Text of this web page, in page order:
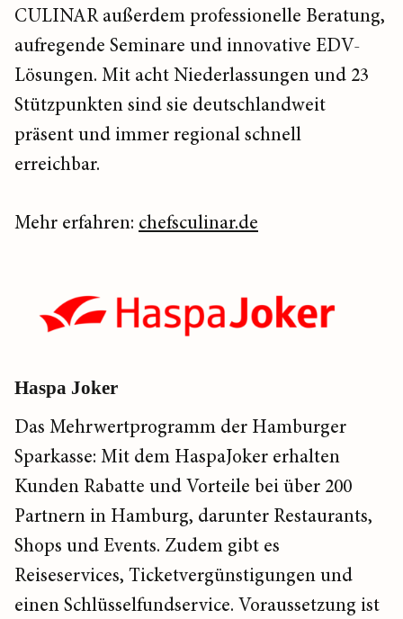
CULINAR außerdem professionelle Beratung,
aufregende Seminare und innovative EDV-
Lösungen. Mit acht Niederlassungen und 23
Stützpunkten sind sie deutschlandweit
präsent und immer regional schnell
erreichbar.
Mehr erfahren: chefsculinar.de
Haspa Joker
Das Mehrwertprogramm der Hamburger
Sparkasse: Mit dem HaspaJoker erhalten
Kunden Rabatte und Vorteile bei über 200
Partnern in Hamburg, darunter Restaurants,
Shops und Events. Zudem gibt es
Reiseservices, Ticketvergünstigungen und
einen Schlüsselfundservice. Voraussetzung ist